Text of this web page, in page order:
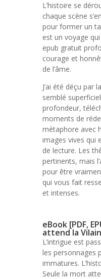
L’histoire se
chaque scène
pour former un
est un voyage
epub gratuit
courage et
de l’âme.
J’ai été déçu par
semblé
profondeur,
moments de
métaphore avec
images vives qui
de lecture. Les
pertinents, mais
pour être
qui vous fait
et intenses.
eBook [PDF,
attend la
L’intrigue est
les personnages
immatures.
Seule la mort